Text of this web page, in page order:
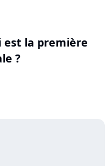
est la première
?